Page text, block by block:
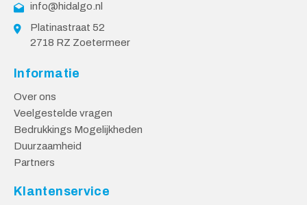
info@hidalgo.nl
Platinastraat 52
2718 RZ Zoetermeer
Informatie
Over ons
Veelgestelde vragen
Bedrukkings Mogelijkheden
Duurzaamheid
Partners
Klantenservice